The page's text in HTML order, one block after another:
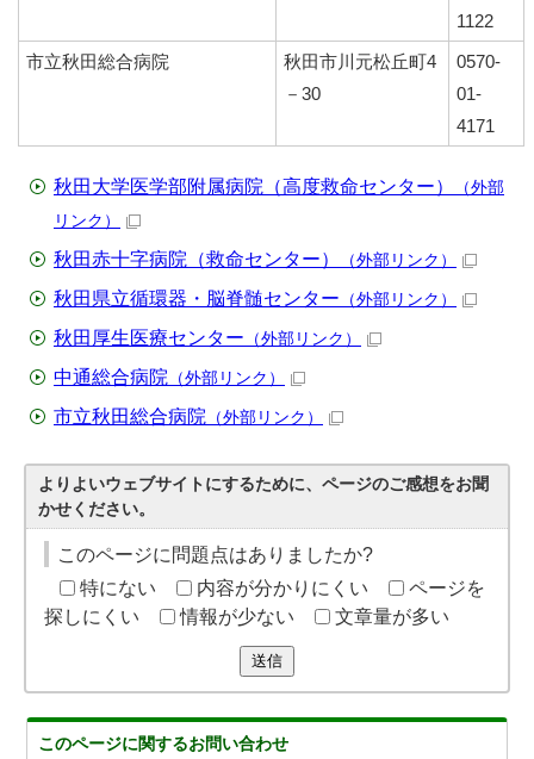
1122
市立秋田総合病院
秋田市川元松丘町4
－30
0570-
01-
4171
秋田大学医学部附属病院（高度救命センター）
（外部
リンク）
秋田赤十字病院（救命センター） （外部リンク）
秋田県立循環器・脳脊髄センター （外部リンク）
秋田厚生医療センター （外部リンク）
中通総合病院 （外部リンク）
市立秋田総合病院 （外部リンク）
よりよいウェブサイトにするために、ページのご感想をお聞
かせください。
このページに問題点はありましたか?
特にない
内容が分かりにくい
ページを
探しにくい
情報が少ない 文章量が多い
送信
このページに関するお問い合わせ